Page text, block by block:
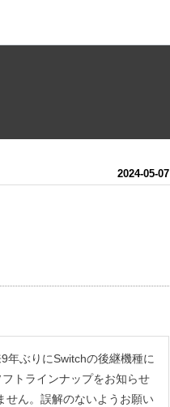
2024-05-07
年ぶりにSwitchの後継機種に
トラインナップをお知らせ
せん。誤解のないようお願い